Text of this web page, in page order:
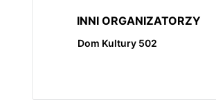
INNI ORGANIZATORZY
Dom Kultury 502